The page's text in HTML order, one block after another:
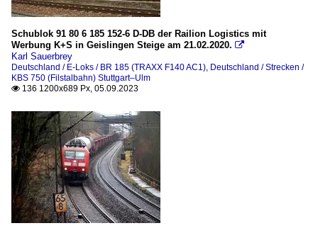
Schublok 91 80 6 185 152-6 D-DB der Railion Logistics mit
Werbung K+S in Geislingen Steige am 21.02.2020. 
Karl Sauerbrey
Deutschland / E-Loks / BR 185 (TRAXX F140 AC1) Deutschland / Strecken /
KBS 750 (Filstalbahn) Stuttgart–Ulm
 136 1200x689 Px, 05.09.2023